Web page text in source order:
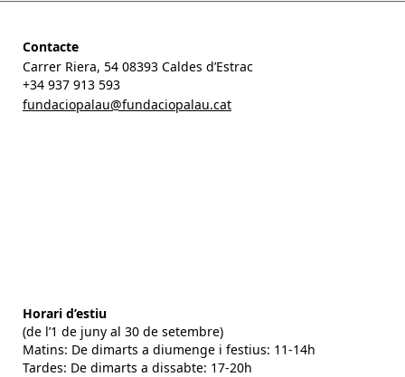
Contacte
Carrer Riera, 54 08393 Caldes d’Estrac
+34 937 913 593
fundaciopalau@fundaciopalau.cat
Horari d’estiu
(de l’1 de juny al 30 de setembre)
Matins: De dimarts a diumenge i festius: 11-14h
Tardes: De dimarts a dissabte: 17-20h